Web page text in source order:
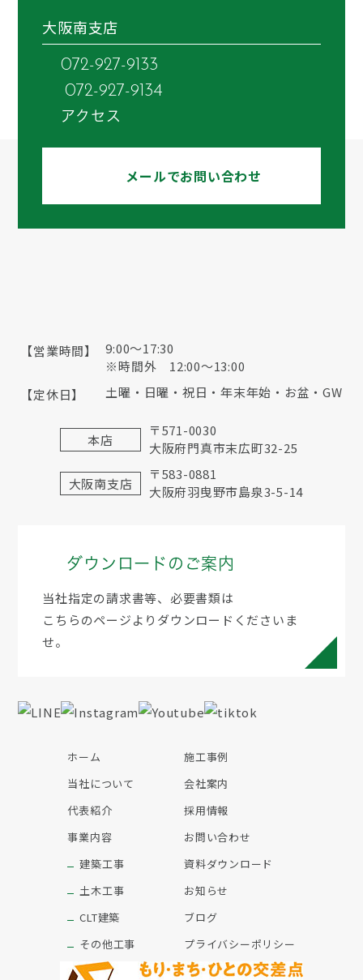
大阪南支店
072-927-9133
072-927-9134
アクセス
メールでお問い合わせ
【営業時間】
9:00〜17:30
※時間外 12:00～13:00
【定休日】
土曜・日曜・祝日・年末年始・お盆・GW
本店
〒571-0030
大阪府門真市末広町32-25
大阪南支店
〒583-0881
大阪府羽曳野市島泉3-5-14
ダウンロードのご案内
当社指定の請求書等、必要書類は
こちらのページよりダウンロードくださいま
せ。
ホーム
当社について
代表紹介
事業内容
建築工事
土木工事
CLT建築
その他工事
施工事例
会社案内
採用情報
お問い合わせ
資料ダウンロード
お知らせ
ブログ
プライバシーポリシー